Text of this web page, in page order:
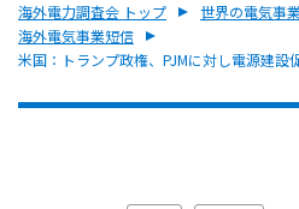
海外電力調査会 トップ
世界の電気事
海外電気事業短信
米国：トランプ政権、PJMに対し電源建設